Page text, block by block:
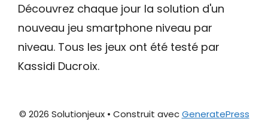
Découvrez chaque jour la solution d'un
nouveau jeu smartphone niveau par
niveau. Tous les jeux ont été testé par
Kassidi Ducroix.
© 2026 Solutionjeux• Construit avecGeneratePress